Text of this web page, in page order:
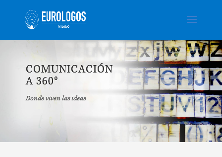
COMUNICACIÓN
A 360°
Donde viven las ideas